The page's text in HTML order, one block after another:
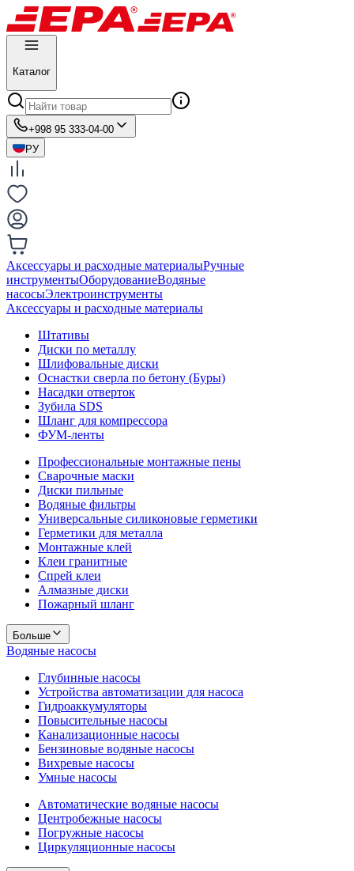
Каталог
+998 95 333-04-00
РУ
Аксессуары и расходные материалыРучные
инструментыОборудованиеВодяные
насосыЭлектроинструменты
Аксессуары и расходные материалы
Штативы
Диски по металлу
Шлифовальные диски
Оснастки сверла по бетону (Буры)
Насадки отверток
Зубила SDS
Шланг для компрессора
ФУМ-ленты
Профессиональные монтажные пены
Сварочные маски
Диски пильные
Водяные фильтры
Универсальные силиконовые герметики
Герметики для металла
Монтажные клей
Клеи гранитные
Спрей клеи
Алмазные диски
Пожарный шланг
Больше
Водяные насосы
Глубинные насосы
Устройства автоматизации для насоса
Гидроаккумуляторы
Повысительные насосы
Канализационные насосы
Бензиновые водяные насосы
Вихревые насосы
Умные насосы
Автоматические водяные насосы
Центробежные насосы
Погружные насосы
Циркуляционные насосы